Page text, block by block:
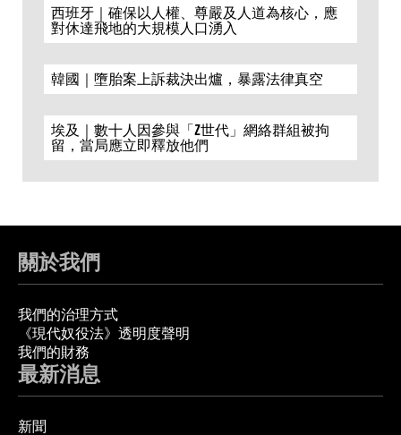
西班牙｜確保以人權、尊嚴及人道為核心，應
對休達飛地的大規模人口湧入
韓國｜墮胎案上訴裁決出爐，暴露法律真空
埃及｜數十人因參與「Z世代」網絡群組被拘
留，當局應立即釋放他們
關於我們
我們的治理方式
《現代奴役法》透明度聲明
我們的財務
最新消息
新聞